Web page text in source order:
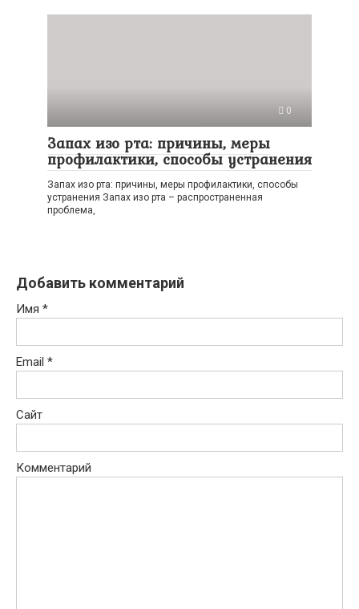
0
Запах изо рта: причины, меры
профилактики, способы устранения
Запах изо рта: причины, меры профилактики, способы
устранения Запах изо рта – распространенная
проблема,
Добавить комментарий
Имя *
Email *
Сайт
Комментарий